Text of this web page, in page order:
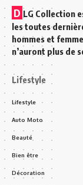
D LG Collection
les toutes
hommes et
n’auront plus de
Lifestyle
Lifestyle
Auto Moto
Beauté
Bien être
Décoration